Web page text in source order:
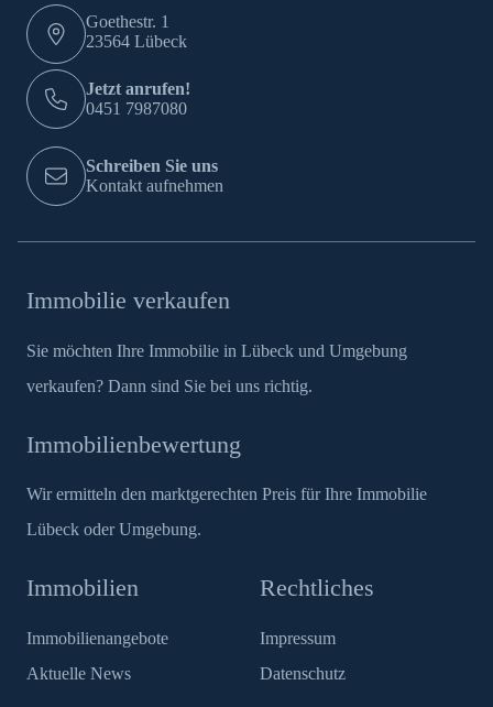
Goethestr. 1
23564 Lübeck
Jetzt anrufen!
0451 7987080
Schreiben Sie uns
Kontakt aufnehmen
Immobilie verkaufen
Sie möchten Ihre Immobilie in Lübeck und Umgebung
verkaufen? Dann sind Sie bei uns richtig.
Immobilien
Immobilienangebote
Aktuelle News
Immobilienbewertung
Wir ermitteln den marktgerechten Preis für Ihre Immobilie
Lübeck oder Umgebung.
Rechtliches
Impressum
Datenschutz